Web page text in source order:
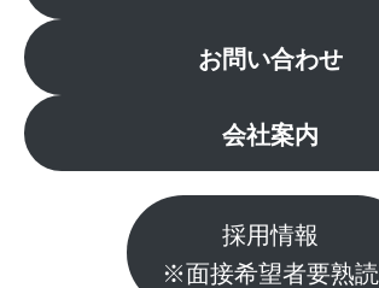
お問い合わせ
会社案内
採用情報
※面接希望者要熟読